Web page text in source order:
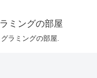
ミングの部屋
ラミングの部屋.